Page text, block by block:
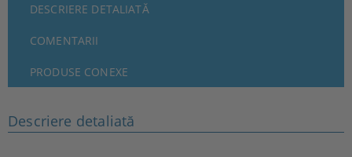
DESCRIERE DETALIATĂ
COMENTARII
PRODUSE CONEXE
Descriere detaliată